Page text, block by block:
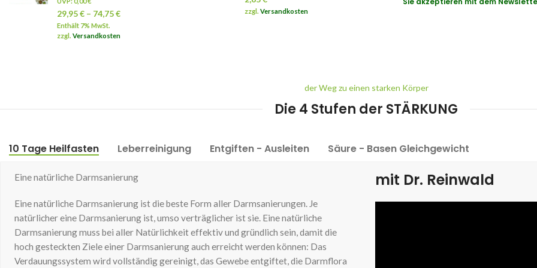
29,95€ – 74,75€
Enthält 7% MwSt.
zzgl. Versandkosten
zzgl. Versandkosten
der Weg zu einen starken Körper
Die 4 Stufen der STÄRKUNG
10 Tage Heilfasten Leberreinigung Entgiften - Ausleiten Säure - Basen Gleichgewicht
Eine natürliche Darmsanierung
Eine natürliche Darmsanierung ist die beste Form aller Darmsanierungen. Je
natürlicher eine Darmsanierung ist, umso verträglicher ist sie. Eine natürliche
Darmsanierung muss bei aller Natürlichkeit effektiv und gründlich sein, damit die
hoch gesteckten Ziele einer Darmsanierung auch erreicht werden können: Das
Verdauungssystem wird vollständig gereinigt, das Gewebe entgiftet, die Darmflora
mit Dr. Reinwald